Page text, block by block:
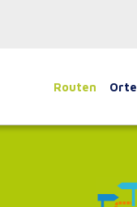
Routen Orte